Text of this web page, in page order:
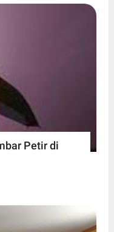
Petir di